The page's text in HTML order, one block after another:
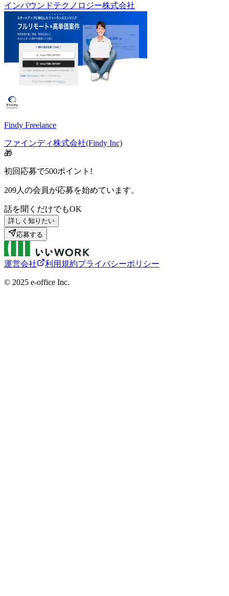
インバウンドテクノロジー株式会社
Findy Freelance
ファインディ株式会社(Findy Inc)
🎁
初回応募で500ポイント!
209人の会員が応募を始めています。
話を聞くだけでもOK
詳しく知りたい
応募する
運営会社 利用規約プライバシーポリシー
©︎ 2025 e-office Inc.